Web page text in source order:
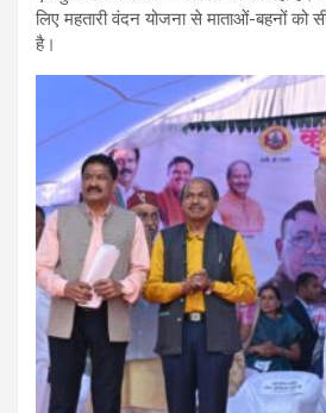
लिए महतारी वंदन योजना से माताओं-बहनों को
है।